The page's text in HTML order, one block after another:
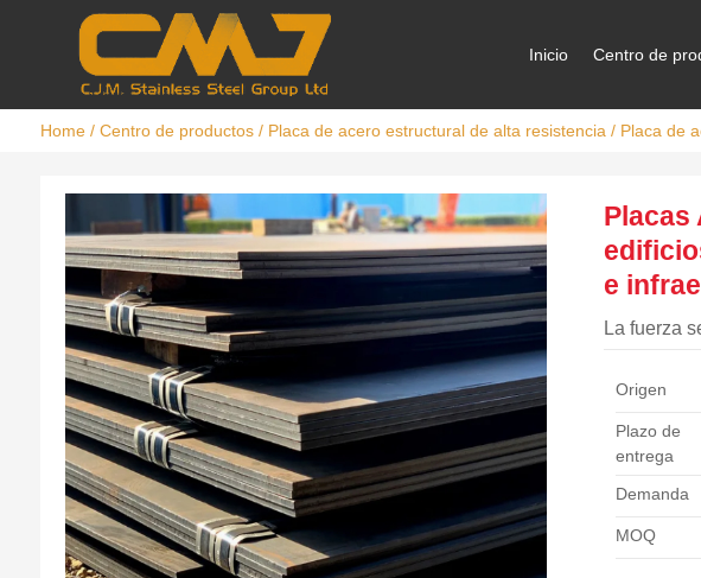
Inicio Centro de
Home/ Centro de productos/ Placa de acero estructural de alta resistencia / Placa de
Placas
e
La fuerza
Origen
Plazo de
entrega
Demanda
MOQ